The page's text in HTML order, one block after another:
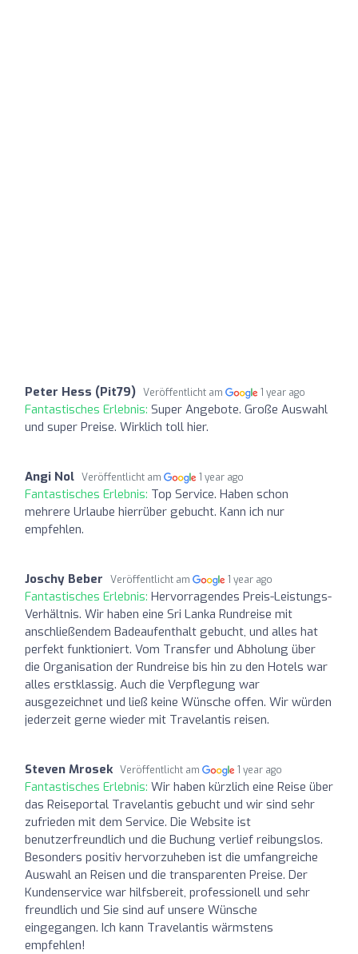
Peter Hess (Pit79) Veröffentlicht am 1 year ago
Fantastisches Erlebnis: Super Angebote. Große Auswahl
und super Preise. Wirklich toll hier.
Angi Nol Veröffentlicht am 1 year ago
Fantastisches Erlebnis: Top Service. Haben schon
mehrere Urlaube hierrüber gebucht. Kann ich nur
empfehlen.
Joschy Beber Veröffentlicht am 1 year ago
Fantastisches Erlebnis: Hervorragendes Preis-Leistungs-
Verhältnis. Wir haben eine Sri Lanka Rundreise mit
anschließendem Badeaufenthalt gebucht, und alles hat
perfekt funktioniert. Vom Transfer und Abholung über
die Organisation der Rundreise bis hin zu den Hotels war
alles erstklassig. Auch die Verpflegung war
ausgezeichnet und ließ keine Wünsche offen. Wir würden
jederzeit gerne wieder mit Travelantis reisen.
Steven Mrosek Veröffentlicht am 1 year ago
Fantastisches Erlebnis: Wir haben kürzlich eine Reise über
das Reiseportal Travelantis gebucht und wir sind sehr
zufrieden mit dem Service. Die Website ist
benutzerfreundlich und die Buchung verlief reibungslos.
Besonders positiv hervorzuheben ist die umfangreiche
Auswahl an Reisen und die transparenten Preise. Der
Kundenservice war hilfsbereit, professionell und sehr
freundlich und Sie sind auf unsere Wünsche
eingegangen. Ich kann Travelantis wärmstens
empfehlen!